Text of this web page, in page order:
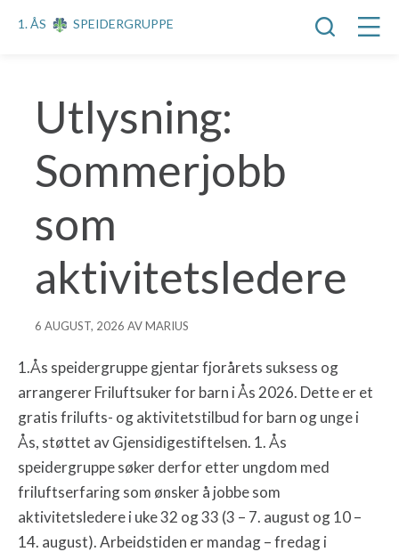
1. ÅS SPEIDERGRUPPE
Utlysning:
Sommerjobb
som
aktivitetsledere
6 AUGUST, 2026 AV MARIUS
1.Ås speidergruppe gjentar fjorårets suksess og
arrangerer Friluftsuker for barn i Ås 2026. Dette er et
gratis frilufts- og aktivitetstilbud for barn og unge i
Ås, støttet av Gjensidigestiftelsen. 1. Ås
speidergruppe søker derfor etter ungdom med
friluftserfaring som ønsker å jobbe som
aktivitetsledere i uke 32 og 33 (3 – 7. august og 10 –
14. august). Arbeidstiden er mandag – fredag i